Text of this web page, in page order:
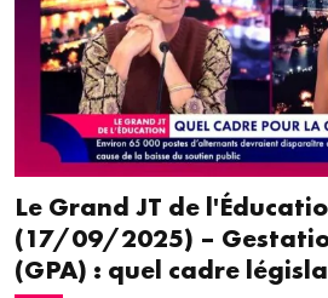
Le Grand JT de
(17/09/2025) –
(GPA) : quel cadre
NEWSLETTER
Inscrivez-vous à notre newsletter
tous les mercredis le meilleur des